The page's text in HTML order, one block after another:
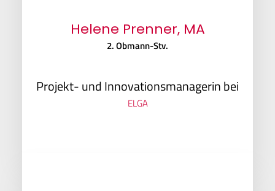
Helene Prenner, MA
2. Obmann-Stv.
Projekt- und Innovationsmanagerin bei
ELGA